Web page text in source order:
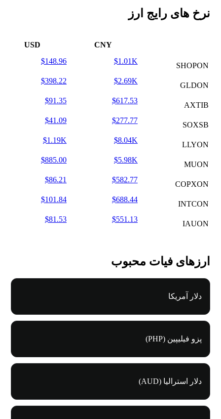
نرخ های رایج ارز
CNY
USD
SHOPON
$1.01K
$148.96
GLDON
$2.69K
$398.22
AXTIB
$617.53
$91.35
SOXSB
$277.77
$41.09
LLYON
$8.04K
$1.19K
MUON
$5.98K
$885.00
COPXON
$582.77
$86.21
INTCON
$688.44
$101.84
IAUON
$551.13
$81.53
ارزهای فیات محبوب
دلار آمریکا
پزو فیلیپین (PHP)
دلار استرالیا (AUD)